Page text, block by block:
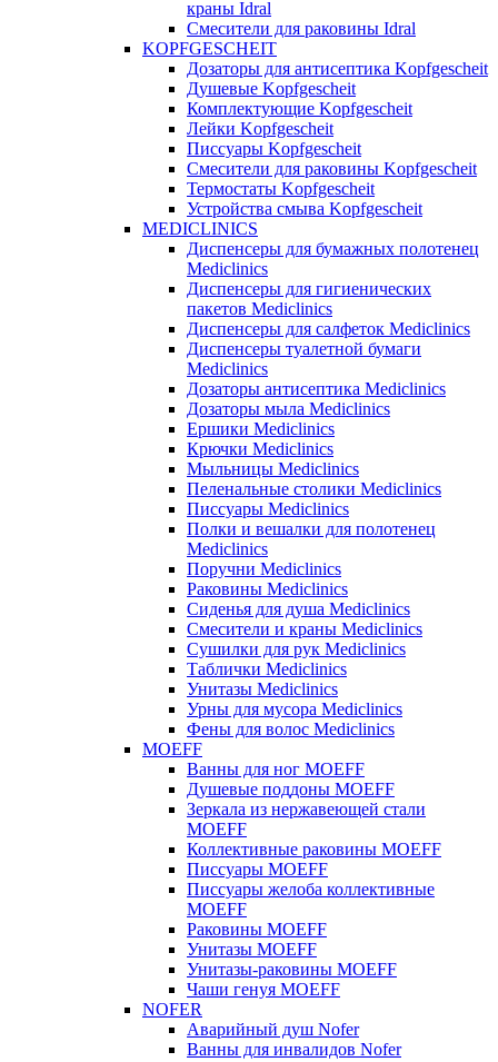
краны Idral
Смеcители для раковины Idral
KOPFGESCHEIT
Дозаторы для антисептика Kopfgescheit
Душевые Kopfgescheit
Комплектующие Kopfgescheit
Лейки Kopfgescheit
Писсуары Kopfgescheit
Смесители для раковины Kopfgescheit
Термостаты Kopfgescheit
Устройства смыва Kopfgescheit
MEDICLINICS
Диспенсеры для бумажных полотенец
Mediclinics
Диспенсеры для гигиенических
пакетов Mediclinics
Диспенсеры для салфеток Mediclinics
Диспенсеры туалетной бумаги
Mediclinics
Дозаторы антисептика Mediclinics
Дозаторы мыла Mediclinics
Ершики Mediclinics
Крючки Mediclinics
Мыльницы Mediclinics
Пеленальные столики Mediclinics
Писсуары Mediclinics
Полки и вешалки для полотенец
Mediclinics
Поручни Mediclinics
Раковины Mediclinics
Сиденья для душа Mediclinics
Смесители и краны Mediclinics
Сушилки для рук Mediclinics
Таблички Mediclinics
Унитазы Mediclinics
Урны для мусора Mediclinics
Фены для волос Mediclinics
MOEFF
Ванны для ног MOEFF
Душевые поддоны MOEFF
Зеркала из нержавеющей стали
MOEFF
Коллективные раковины MOEFF
Писсуары MOEFF
Писсуары желоба коллективные
MOEFF
Раковины MOEFF
Унитазы MOEFF
Унитазы-раковины MOEFF
Чаши генуя MOEFF
NOFER
Аварийный душ Nofer
Ванны для инвалидов Nofer